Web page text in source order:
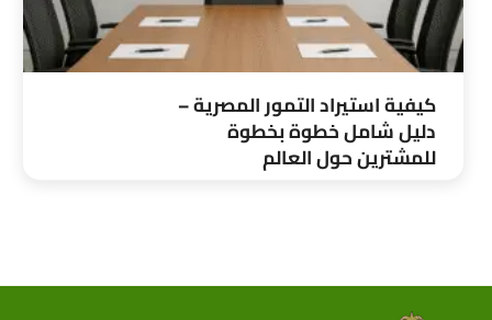
كيفية استيراد التمور المصرية –
دليل شامل خطوة بخطوة
للمشترين حول العالم